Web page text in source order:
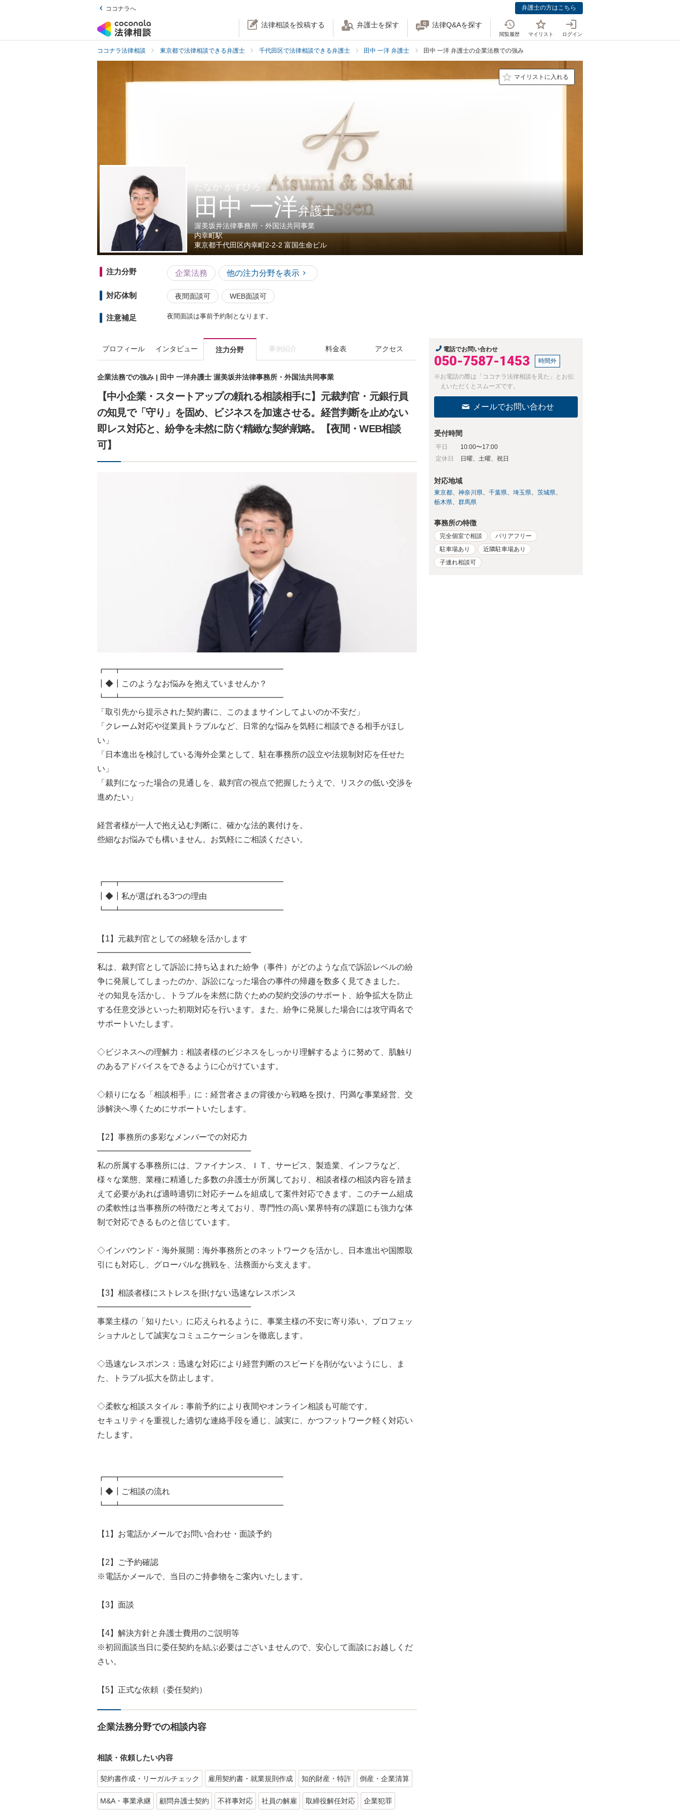
ココナラへ 弁護士の方はこちら
法律相談を投稿する 弁護士を探す 法律Q&Aを探す
閲覧履歴 マイリスト ログイン
ココナラ法律相談 東京都で法律相談できる弁護士 千代田区で法律相談できる弁護士 田中 一洋 弁護士 田中 一洋 弁護士の企業法務での強み
マイリストに入れる
たなか かずひろ
田中 一洋弁護士
渥美坂井法律事務所・外国法共同事業
内幸町駅
東京都千代田区内幸町2-2-2 富国生命ビル
注力分野 企業法務 他の注力分野を表示
対応体制 夜間面談可 WEB面談可
注意補足 夜間面談は事前予約制となります。
プロフィール インタビュー 注力分野 事例紹介 料金表 アクセス
企業法務での強み | 田中 一洋弁護士 渥美坂井法律事務所・外国法共同事業
【中小企業・スタートアップの頼れる相談相手に】元裁判官・元銀行員
の知見で「守り」を固め、ビジネスを加速させる。経営判断を止めない
即レス対応と、紛争を未然に防ぐ精緻な契約戦略。【夜間・WEB相談
可】
┏━┳━━━━━━━━━━━━━━━━━━━━
┃◆┃このようなお悩みを抱えていませんか？
┗━┻━━━━━━━━━━━━━━━━━━━━
「取引先から提示された契約書に、このままサインしてよいのか不安だ」
「クレーム対応や従業員トラブルなど、日常的な悩みを気軽に相談できる相手がほし
い」
「日本進出を検討している海外企業として、駐在事務所の設立や法規制対応を任せた
い」
「裁判になった場合の見通しを、裁判官の視点で把握したうえで、リスクの低い交渉を
進めたい」
経営者様が一人で抱え込む判断に、確かな法的裏付けを。
些細なお悩みでも構いません。お気軽にご相談ください。
┏━┳━━━━━━━━━━━━━━━━━━━━
┃◆┃私が選ばれる3つの理由
┗━┻━━━━━━━━━━━━━━━━━━━━
【1】元裁判官としての経験を活かします
━━━━━━━━━━━━━━━━━━━
私は、裁判官として訴訟に持ち込まれた紛争（事件）がどのような点で訴訟レベルの紛
争に発展してしまったのか、訴訟になった場合の事件の帰趨を数多く見てきました。
その知見を活かし、トラブルを未然に防ぐための契約交渉のサポート、紛争拡大を防止
する任意交渉といった初期対応を行います。また、紛争に発展した場合には攻守両名で
サポートいたします。
◇ビジネスへの理解力：相談者様のビジネスをしっかり理解するように努めて、肌触り
のあるアドバイスをできるように心がけています。
◇頼りになる「相談相手」に：経営者さまの背後から戦略を授け、円満な事業経営、交
渉解決へ導くためにサポートいたします。
【2】事務所の多彩なメンバーでの対応力
━━━━━━━━━━━━━━━━━━━
私の所属する事務所には、ファイナンス、ＩＴ、サービス、製造業、インフラなど、
様々な業態、業種に精通した多数の弁護士が所属しており、相談者様の相談内容を踏ま
えて必要があれば適時適切に対応チームを組成して案件対応できます。このチーム組成
の柔軟性は当事務所の特徴だと考えており、専門性の高い業界特有の課題にも強力な体
制で対応できるものと信じています。
◇インバウンド・海外展開：海外事務所とのネットワークを活かし、日本進出や国際取
引にも対応し、グローバルな挑戦を、法務面から支えます。
【3】相談者様にストレスを掛けない迅速なレスポンス
━━━━━━━━━━━━━━━━━━━
事業主様の「知りたい」に応えられるように、事業主様の不安に寄り添い、プロフェッ
ショナルとして誠実なコミュニケーションを徹底します。
◇迅速なレスポンス：迅速な対応により経営判断のスピードを削がないようにし、ま
た、トラブル拡大を防止します。
◇柔軟な相談スタイル：事前予約により夜間やオンライン相談も可能です。
セキュリティを重視した適切な連絡手段を通じ、誠実に、かつフットワーク軽く対応い
たします。
┏━┳━━━━━━━━━━━━━━━━━━━━
┃◆┃ご相談の流れ
┗━┻━━━━━━━━━━━━━━━━━━━━
【1】お電話かメールでお問い合わせ・面談予約
【2】ご予約確認
※電話かメールで、当日のご持参物をご案内いたします。
【3】面談
【4】解決方針と弁護士費用のご説明等
※初回面談当日に委任契約を結ぶ必要はございませんので、安心して面談にお越しくだ
さい。
【5】正式な依頼（委任契約）
企業法務分野での相談内容
相談・依頼したい内容
契約書作成・リーガルチェック 雇用契約書・就業規則作成 知的財産・特許 倒産・企業清算
M&A・事業承継 顧問弁護士契約 不祥事対応 社員の解雇 取締役解任対応 企業犯罪
電話でお問い合わせ
050-7587-1453 時間外
※お電話の際は「ココナラ法律相談を見た」とお伝
えいただくとスムーズです。
メールでお問い合わせ
受付時間
平日
10:00〜17:00
定休日
日曜、土曜、祝日
対応地域
東京都 神奈川県 千葉県 埼玉県
茨城県
栃木県
群馬県
事務所の特徴
完全個室で相談
バリアフリー
駐車場あり
近隣駐車場あり
子連れ相談可